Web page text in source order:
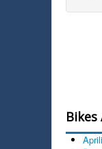
Bikes